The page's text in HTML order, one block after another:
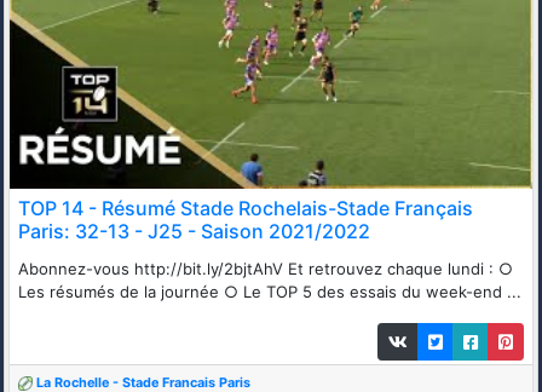
TOP 14 - Résumé Stade Rochelais-Stade Français
Paris: 32-13 - J25 - Saison 2021/2022
Abonnez-vous http://bit.ly/2bjtAhV Et retrouvez chaque lundi : ○
Les résumés de la journée ○ Le TOP 5 des essais du week-end ...
La Rochelle - Stade Francais Paris